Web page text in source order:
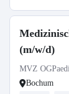
(m/w/d)
MVZ
Bochum